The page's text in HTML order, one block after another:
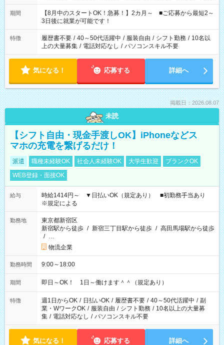
と休みを合わせたい」 「余裕を持って夕飯の準備がしたい」
「できれば残業はしたくない」 など、ご希望を教えてください
ね。 ※Wワーク希望の方へ 今ご覧のお仕事で希望する勤務時間
と、もう1つのお仕事の勤務時間。 合計で週40時間を超える場
合は応募できません。
期間
【8月中のスタートOK！急募！】2カ月～ ■ご応募から最短2～
3日後に就業が可能です！
特徴 履歴書不要 / 40～50代活躍中 / 服装自由 / シフト勤務 / 10名以
上の大量募集 / 電話対応なし / パソコンスキル不要
気になる！ 応募する 詳細へ
掲載日：2026.08.07
未読
【シフト自由・現金手渡しOK】iPhoneなどス
マホの充電を繋げるだけ！
派遣 職種未経験OK 社会人未経験OK 大学生歓迎
ブランクOK
WEB登録・面接OK
給与
時給1414円～ ▼日払いOK（規定あり） ■初勤務手当あり
※規定による
勤務地
東京都新宿区
新宿駅から徒歩 / 新宿三丁目駅から徒歩 / 高田馬場駅から徒歩
/ …
物流企業
勤務時間 9:00～18:00
期間 即日～OK！ 1日～働けます＾＾（規定あり）
特徴 週1日からOK / 日払いOK / 履歴書不要 / 40～50代活躍中 / 副
業・WワークOK / 服装自由 / シフト勤務 / 10名以上の大量募
集 / 電話対応なし / パソコンスキル不要
気になる！ 応募する 詳細へ